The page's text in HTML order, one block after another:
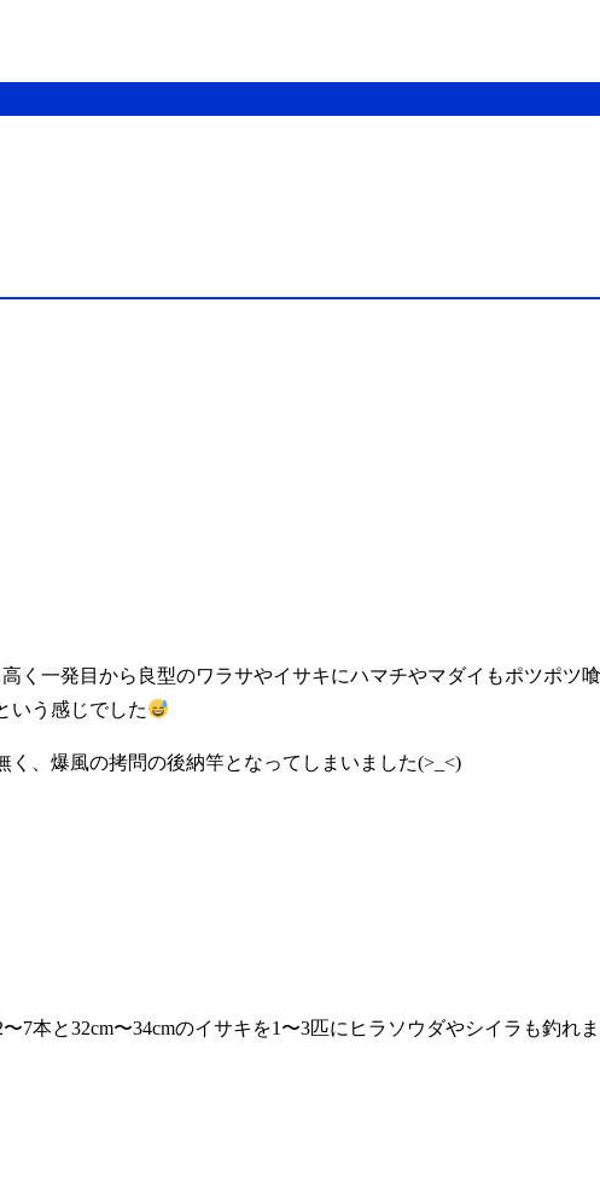
く一発目から良型のワラサやイサキにハマチやマダイもポツポツ
いう感じでした
、爆風の拷問の後納竿となってしまいました(>_<)
7本と32cm〜34cmのイサキを1〜3匹にヒラソウダやシイラも釣れ